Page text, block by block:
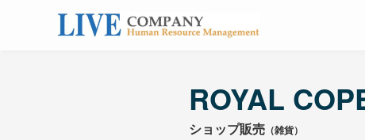
ROYAL
ショップ販売 （雑貨）